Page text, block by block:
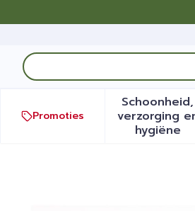
Product, merk, categorie...
Promoties
Schoonheid,
verzorging
hygiëne
Toon